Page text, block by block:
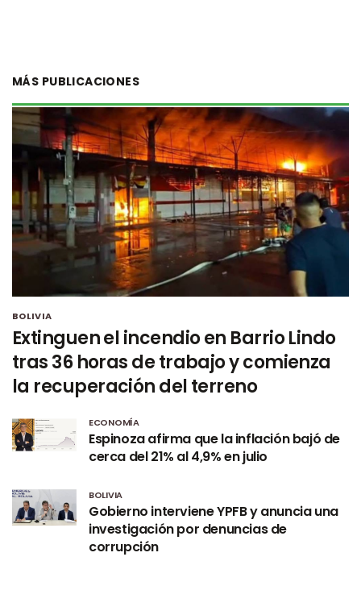
MÁS PUBLICACIONES
BOLIVIA
Extinguen el incendio en Barrio Lindo
tras 36 horas de trabajo y comienza
la recuperación del terreno
ECONOMÍA
Espinoza afirma que la inflación bajó de
cerca del 21% al 4,9% en julio
BOLIVIA
Gobierno interviene YPFB y anuncia una
investigación por denuncias de
corrupción